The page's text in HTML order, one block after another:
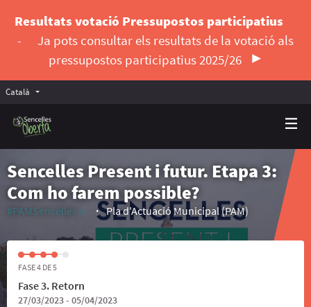
Resultats votació Pressupostos participatius
-
Ja pots consultar els resultats de la votació als
pressupostos participatius 2025/26
Català Triar la llengua
Sencelles Present i futur. Etapa 3:
Com ho farem possible?
#PAMSencelles
(Enllaç extern)
Pla d'Actuació Municipal (PAM)
FASE 4 DE 5
Fase 3. Retorn
27/03/2023 - 05/04/2023